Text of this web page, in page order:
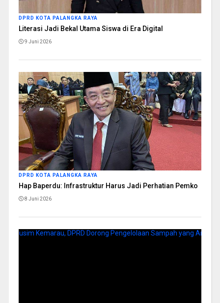
DPRD KOTA PALANGKA RAYA
Literasi Jadi Bekal Utama Siswa di Era Digital
9 Juni 2026
DPRD KOTA PALANGKA RAYA
Hap Baperdu: Infrastruktur Harus Jadi Perhatian Pemko
8 Juni 2026